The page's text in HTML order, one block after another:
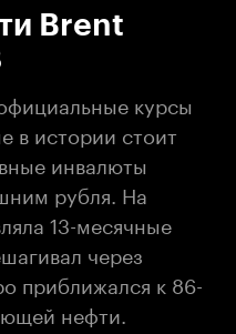
Brent
курсы
в истории стоит
инвалюты
рубля. На
13-месячные
через
приближался к 86-
нефти.